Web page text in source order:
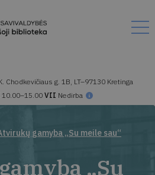
Chodkevičiaus g. 1B, LT–97130 Kretinga
10.00–15.00 VII Nedirba
gamyba „Su meile sau“
„Su